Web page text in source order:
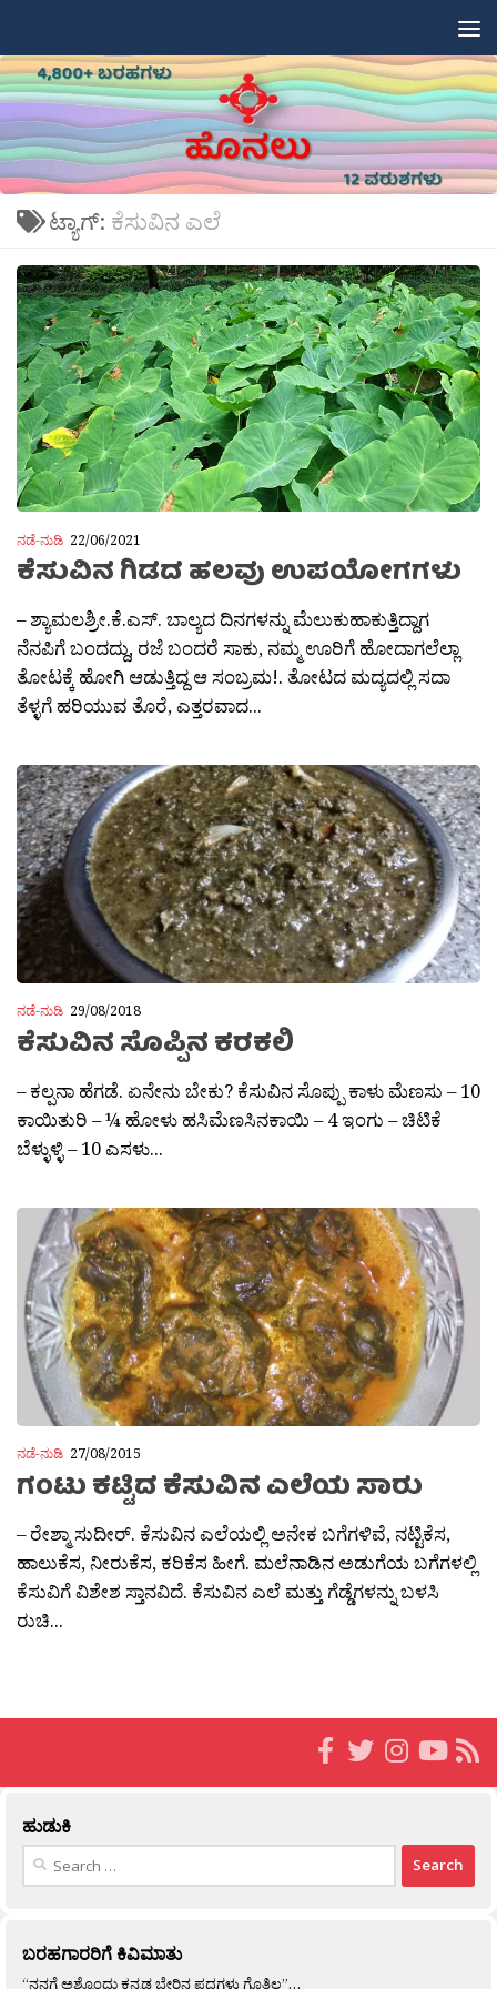
ಟ್ಯಾಗ್: ಕೆಸುವಿನ ಎಲೆ
ನಡೆ-ನುಡಿ 22/06/2021
ಕೆಸುವಿನ ಗಿಡದ ಹಲವು ಉಪಯೋಗಗಳು
– ಶ್ಯಾಮಲಶ್ರೀ.ಕೆ.ಎಸ್. ಬಾಲ್ಯದ ದಿನಗಳನ್ನು ಮೆಲುಕುಹಾಕುತ್ತಿದ್ದಾಗ
ನೆನಪಿಗೆ ಬಂದದ್ದು, ರಜೆ ಬಂದರೆ ಸಾಕು, ನಮ್ಮ ಊರಿಗೆ ಹೋದಾಗಲೆಲ್ಲಾ
ತೋಟಕ್ಕೆ ಹೋಗಿ ಆಡುತ್ತಿದ್ದ ಆ ಸಂಬ್ರಮ!. ತೋಟದ ಮದ್ಯದಲ್ಲಿ ಸದಾ
ತೆಳ್ಳಗೆ ಹರಿಯುವ ತೊರೆ, ಎತ್ತರವಾದ...
ನಡೆ-ನುಡಿ 29/08/2018
ಕೆಸುವಿನ ಸೊಪ್ಪಿನ ಕರಕಲಿ
– ಕಲ್ಪನಾ ಹೆಗಡೆ. ಏನೇನು ಬೇಕು? ಕೆಸುವಿನ ಸೊಪ್ಪು ಕಾಳು ಮೆಣಸು – 10
ಕಾಯಿತುರಿ – ¼ ಹೋಳು ಹಸಿಮೆಣಸಿನಕಾಯಿ – 4 ಇಂಗು – ಚಿಟಿಕೆ
ಬೆಳ್ಳುಳ್ಳಿ – 10 ಎಸಳು...
ನಡೆ-ನುಡಿ 27/08/2015
ಗಂಟು ಕಟ್ಟಿದ ಕೆಸುವಿನ ಎಲೆಯ ಸಾರು
– ರೇಶ್ಮಾ ಸುದೀರ್. ಕೆಸುವಿನ ಎಲೆಯಲ್ಲಿ ಅನೇಕ ಬಗೆಗಳಿವೆ, ನಟ್ಟಿಕೆಸ,
ಹಾಲುಕೆಸ, ನೀರುಕೆಸ, ಕರಿಕೆಸ ಹೀಗೆ. ಮಲೆನಾಡಿನ ಅಡುಗೆಯ ಬಗೆಗಳಲ್ಲಿ
ಕೆಸುವಿಗೆ ವಿಶೇಶ ಸ್ತಾನವಿದೆ. ಕೆಸುವಿನ ಎಲೆ ಮತ್ತು ಗೆಡ್ಡೆಗಳನ್ನು ಬಳಸಿ
ರುಚಿ...
ಹುಡುಕಿ
Search
ಬರಹಗಾರರಿಗೆ ಕಿವಿಮಾತು
“ನನಗೆ ಅಶ್ಟೊಂದು ಕನ್ನಡ ಬೇರಿನ ಪದಗಳು ಗೊತ್ತಿಲ್ಲ”…